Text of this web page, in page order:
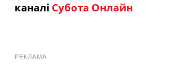
каналі Субота Онлайн
РЕКЛАМА